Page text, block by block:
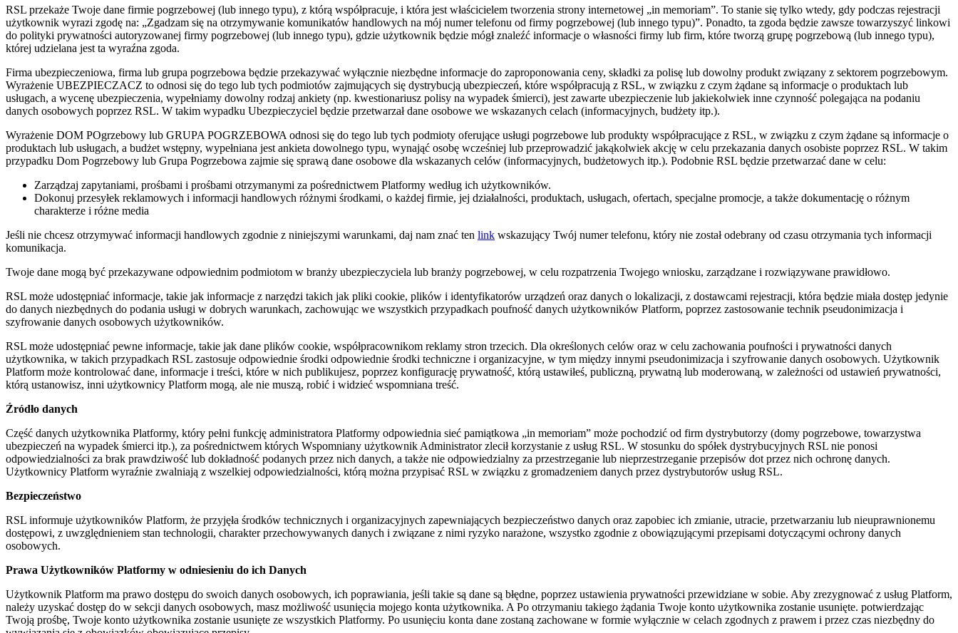
RSL przekaże Twoje dane firmie pogrzebowej (lub innego typu), z którą współpracuje, i która jest właścicielem tworzenia strony internetowej „in memoriam”. To stanie się tylko wtedy, gdy podczas rejestracji
użytkownik wyrazi zgodę na: „Zgadzam się na otrzymywanie komunikatów handlowych na mój numer telefonu od firmy pogrzebowej (lub innego typu)”. Ponadto, ta zgoda będzie zawsze towarzyszyć linkowi
do polityki prywatności autoryzowanej firmy pogrzebowej (lub innego typu), gdzie użytkownik będzie mógł znaleźć informacje o własności firmy lub firm, które tworzą grupę pogrzebową (lub innego typu),
której udzielana jest ta wyraźna zgoda.
Firma ubezpieczeniowa, firma lub grupa pogrzebowa będzie przekazywać wyłącznie niezbędne informacje do zaproponowania ceny, składki za polisę lub dowolny produkt związany z sektorem pogrzebowym.
Wyrażenie UBEZPIECZACZ to odnosi się do tego lub tych podmiotów zajmujących się dystrybucją ubezpieczeń, które współpracują z RSL, w związku z czym żądane są informacje o produktach lub
usługach, a wycenę ubezpieczenia, wypełniamy dowolny rodzaj ankiety (np. kwestionariusz polisy na wypadek śmierci), jest zawarte ubezpieczenie lub jakiekolwiek inne czynność polegająca na podaniu
danych osobowych poprzez RSL. W takim wypadku Ubezpieczyciel będzie przetwarzał dane osobowe we wskazanych celach (informacyjnych, budżety itp.).
Wyrażenie DOM POgrzebowy lub GRUPA POGRZEBOWA odnosi się do tego lub tych podmioty oferujące usługi pogrzebowe lub produkty współpracujące z RSL, w związku z czym żądane są informacje o
produktach lub usługach, a budżet wstępny, wypełniana jest ankieta dowolnego typu, wynająć osobę wcześniej lub przeprowadzić jakąkolwiek akcję w celu przekazania danych osobiste poprzez RSL. W takim
przypadku Dom Pogrzebowy lub Grupa Pogrzebowa zajmie się sprawą dane osobowe dla wskazanych celów (informacyjnych, budżetowych itp.). Podobnie RSL będzie przetwarzać dane w celu:
Zarządzaj zapytaniami, prośbami i prośbami otrzymanymi za pośrednictwem Platformy według ich użytkowników.
Dokonuj przesyłek reklamowych i informacji handlowych różnymi środkami, o każdej firmie, jej działalności, produktach, usługach, ofertach, specjalne promocje, a także dokumentację o różnym
charakterze i różne media
Jeśli nie chcesz otrzymywać informacji handlowych zgodnie z niniejszymi warunkami, daj nam znać ten link wskazujący Twój numer telefonu, który nie został odebrany od czasu otrzymania tych informacji
komunikacja.
Twoje dane mogą być przekazywane odpowiednim podmiotom w branży ubezpieczyciela lub branży pogrzebowej, w celu rozpatrzenia Twojego wniosku, zarządzane i rozwiązywane prawidłowo.
RSL może udostępniać informacje, takie jak informacje z narzędzi takich jak pliki cookie, plików i identyfikatorów urządzeń oraz danych o lokalizacji, z dostawcami rejestracji, która będzie miała dostęp jedynie
do danych niezbędnych do podania usługi w dobrych warunkach, zachowując we wszystkich przypadkach poufność danych użytkowników Platform, poprzez zastosowanie technik pseudonimizacja i
szyfrowanie danych osobowych użytkowników.
RSL może udostępniać pewne informacje, takie jak dane plików cookie, współpracownikom reklamy stron trzecich. Dla określonych celów oraz w celu zachowania poufności i prywatności danych
użytkownika, w takich przypadkach RSL zastosuje odpowiednie środki odpowiednie środki techniczne i organizacyjne, w tym między innymi pseudonimizacja i szyfrowanie danych osobowych. Użytkownik
Platform może kontrolować dane, informacje i treści, które w nich publikujesz, poprzez konfigurację prywatność, którą ustawiłeś, publiczną, prywatną lub moderowaną, w zależności od ustawień prywatności,
którą ustanowisz, inni użytkownicy Platform mogą, ale nie muszą, robić i widzieć wspomniana treść.
Źródło danych
Część danych użytkownika Platformy, który pełni funkcję administratora Platformy odpowiednia sieć pamiątkowa „in memoriam” może pochodzić od firm dystrybutorzy (domy pogrzebowe, towarzystwa
ubezpieczeń na wypadek śmierci itp.), za pośrednictwem których Wspomniany użytkownik Administrator zlecił korzystanie z usług RSL. W stosunku do spółek dystrybucyjnych RSL nie ponosi
odpowiedzialności za brak prawdziwość lub dokładność podanych przez nich danych, a także nie odpowiedzialny za przestrzeganie lub nieprzestrzeganie przepisów dot przez nich ochronę danych.
Użytkownicy Platform wyraźnie zwalniają z wszelkiej odpowiedzialności, którą można przypisać RSL w związku z gromadzeniem danych przez dystrybutorów usług RSL.
Bezpieczeństwo
RSL informuje użytkowników Platform, że przyjęła środków technicznych i organizacyjnych zapewniających bezpieczeństwo danych oraz zapobiec ich zmianie, utracie, przetwarzaniu lub nieuprawnionemu
dostępowi, z uwzględnieniem stan technologii, charakter przechowywanych danych i związane z nimi ryzyko narażone, wszystko zgodnie z obowiązującymi przepisami dotyczącymi ochrony danych
osobowych.
Prawa Użytkowników Platformy w odniesieniu do ich Danych
Użytkownik Platform ma prawo dostępu do swoich danych osobowych, ich poprawiania, jeśli takie są dane są błędne, poprzez ustawienia prywatności przewidziane w sobie. Aby zrezygnować z usług Platform,
należy uzyskać dostęp do w sekcji danych osobowych, masz możliwość usunięcia mojego konta użytkownika. A Po otrzymaniu takiego żądania Twoje konto użytkownika zostanie usunięte. potwierdzając
Twoją prośbę, Twoje konto użytkownika zostanie usunięte ze wszystkich Platformy. Po usunięciu konta dane zostaną zachowane w formie wyłącznie w celach zgodnych z prawem i przez czas niezbędny do